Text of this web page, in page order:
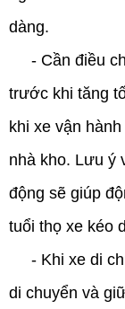
dàng.
- Cần điều
trước khi tăng
khi xe vận
nhà kho. Lưu ý
động sẽ giúp
tuổi thọ xe kéo
- Khi xe di
di chuyển và